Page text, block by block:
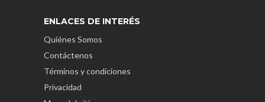
ENLACES DE INTERÉS
Quiénes Somos
Contáctenos
Términos y condiciones
Privacidad